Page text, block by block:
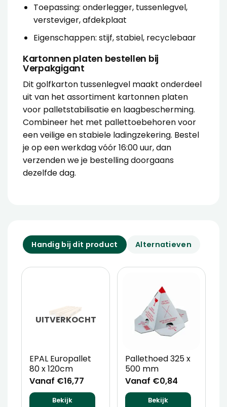
Toepassing: onderlegger, tussenlegvel,
versteviger, afdekplaat
Eigenschappen: stijf, stabiel, recyclebaar
Kartonnen platen bestellen bij
Verpakgigant
Dit golfkarton tussenlegvel maakt onderdeel
uit van het assortiment kartonnen platen
voor palletstabilisatie en laagbescherming.
Combineer het met pallettoebehoren voor
een veilige en stabiele ladingzekering. Bestel
je op een werkdag vóór 16:00 uur, dan
verzenden we je bestelling doorgaans
dezelfde dag.
Handig bij dit product Alternatieven
UITVERKOCHT
EPAL Europallet
80 x 120cm
Vanaf €16,77
Bekijk
Pallethoed 325 x
500 mm
Vanaf €0,84
Bekijk